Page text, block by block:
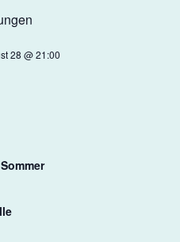
28 @ 21:00